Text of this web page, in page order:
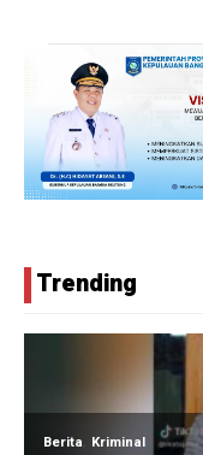
Trending